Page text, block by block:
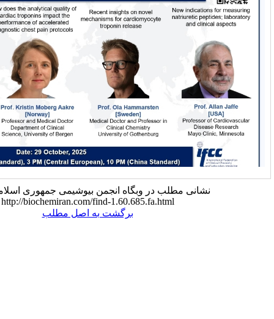
در وبگاه انجمن بیوشیمی جمهوری اسلامی ایران:
http://biochemiran.com/find-1.60.685.fa.html